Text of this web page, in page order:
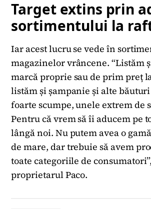
Target extins prin
sortimentului la
Iar acest lucru se vede în
magazinelor vrâncene. “Listăm
marcă proprie sau de prim preț
listăm și șampanie și alte
foarte scumpe, unele extrem de
Pentru că vrem să îi aducem pe
lângă noi. Nu putem avea o
de mare, dar trebuie să avem
toate categoriile de
proprietarul Paco.